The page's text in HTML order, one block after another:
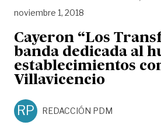
noviembre 1, 2018
Cayeron “Los
banda dedicada al
establecimientos
Villavicencio
RP REDACCIÓN PDM